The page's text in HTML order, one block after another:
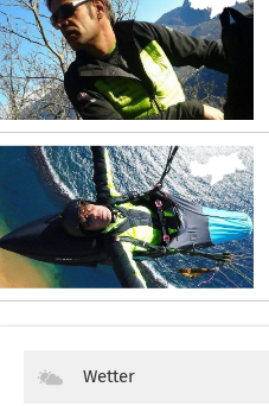
Wetter